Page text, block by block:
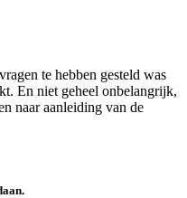
te hebben gesteld was
En niet geheel onbelangrijk,
naar aanleiding van de